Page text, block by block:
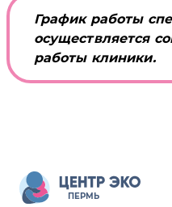
График работы
осуществляется
работы клиники.
ПЕРМЬ